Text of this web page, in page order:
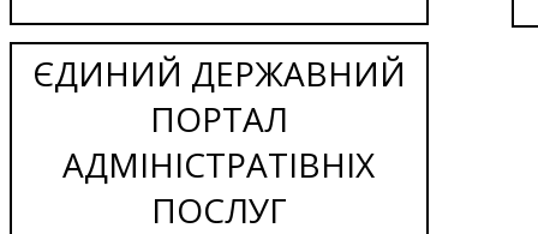
ЄДИНИЙ ДЕРЖАВНИЙ
ПОРТАЛ
АДМІНІСТРАТІВНІХ
ПОСЛУГ